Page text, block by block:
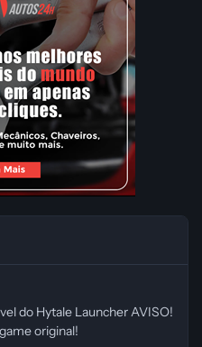
do Hytale Launcher AVISO!
original!